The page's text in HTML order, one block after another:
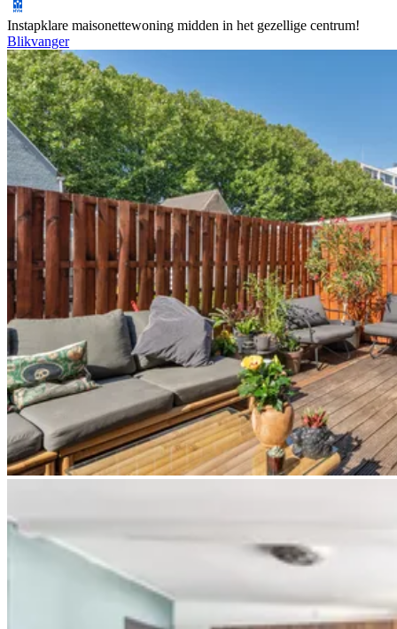
Instapklare maisonettewoning midden in het gezellige centrum!
Blikvanger